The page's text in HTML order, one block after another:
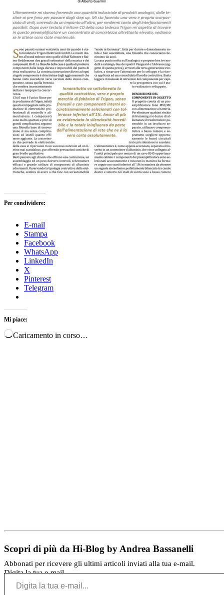
Per condividere:
E-mail
Stampa
Facebook
WhatsApp
LinkedIn
X
Pinterest
Telegram
Mi piace:
Caricamento in corso…
Scopri di più da Hi-Blog by Andrea Bassanelli
Abbonati per ricevere gli ultimi articoli inviati alla tua e-mail.
Digita la tua e-mail...